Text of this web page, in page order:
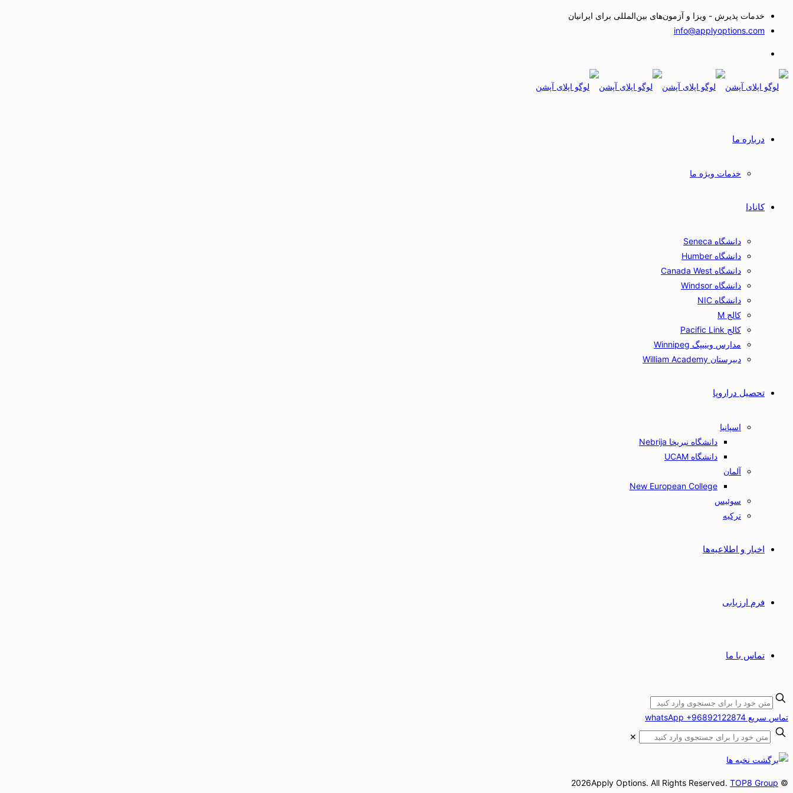
خدمات پذیرش - ویزا و آزمون‌های بین‌المللی برای ایرانیان
info@applyoptions.com
درباره ما
خدمات ویژه ما
کانادا
دانشگاه Seneca
دانشگاه Humber
دانشگاه Canada West
دانشگاه Windsor
دانشگاه NIC
کالج M
کالج Pacific Link
مدارس وینیپگ Winnipeg
دبیرستان William Academy
تحصیل دراروپا
اسپانیا
دانشگاه نبریخا Nebrija
دانشگاه UCAM
آلمان
New European College
سوئیس
ترکیه
اخبار و اطلاعیه‌ها
فرم ارزیابی
تماس با ما
تماس سریع whatsApp +96892122874
✕
© 2026Apply Options. All Rights Reserved.
TOP8 Group